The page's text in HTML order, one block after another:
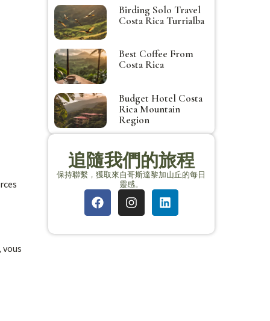
Birding Solo Travel
Costa Rica Turrialba
Best Coffee From
Costa Rica
Budget Hotel Costa
Rica Mountain
Region
追隨我們的旅程
保持聯繫，獲取來自哥斯達黎加山丘的每日
靈感。